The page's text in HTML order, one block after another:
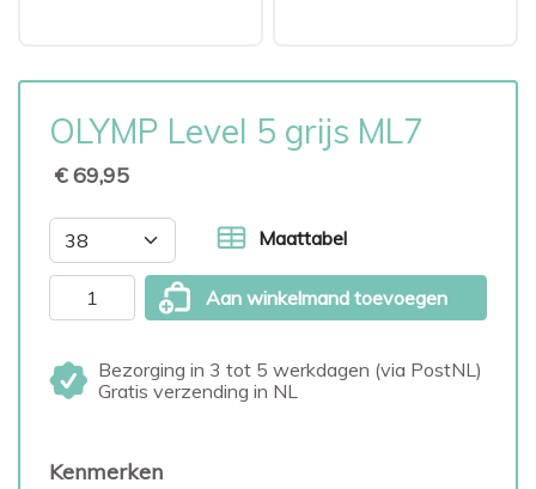
OLYMP Level 5 grijs ML7
€ 69,95
Maattabel
Aan winkelmand toevoegen
Bezorging in 3 tot 5 werkdagen (via PostNL)
Gratis verzending in NL
Kenmerken